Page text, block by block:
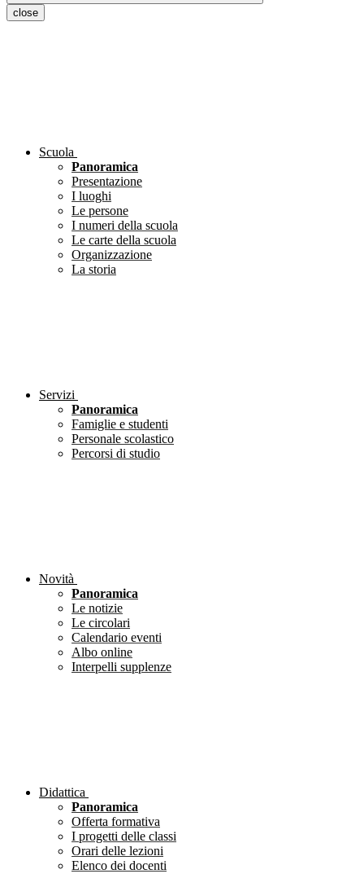
close
Scuola
Panoramica
Presentazione
I luoghi
Le persone
I numeri della scuola
Le carte della scuola
Organizzazione
La storia
Servizi
Panoramica
Famiglie e studenti
Personale scolastico
Percorsi di studio
Novità
Panoramica
Le notizie
Le circolari
Calendario eventi
Albo online
Interpelli supplenze
Didattica
Panoramica
Offerta formativa
I progetti delle classi
Orari delle lezioni
Elenco dei docenti